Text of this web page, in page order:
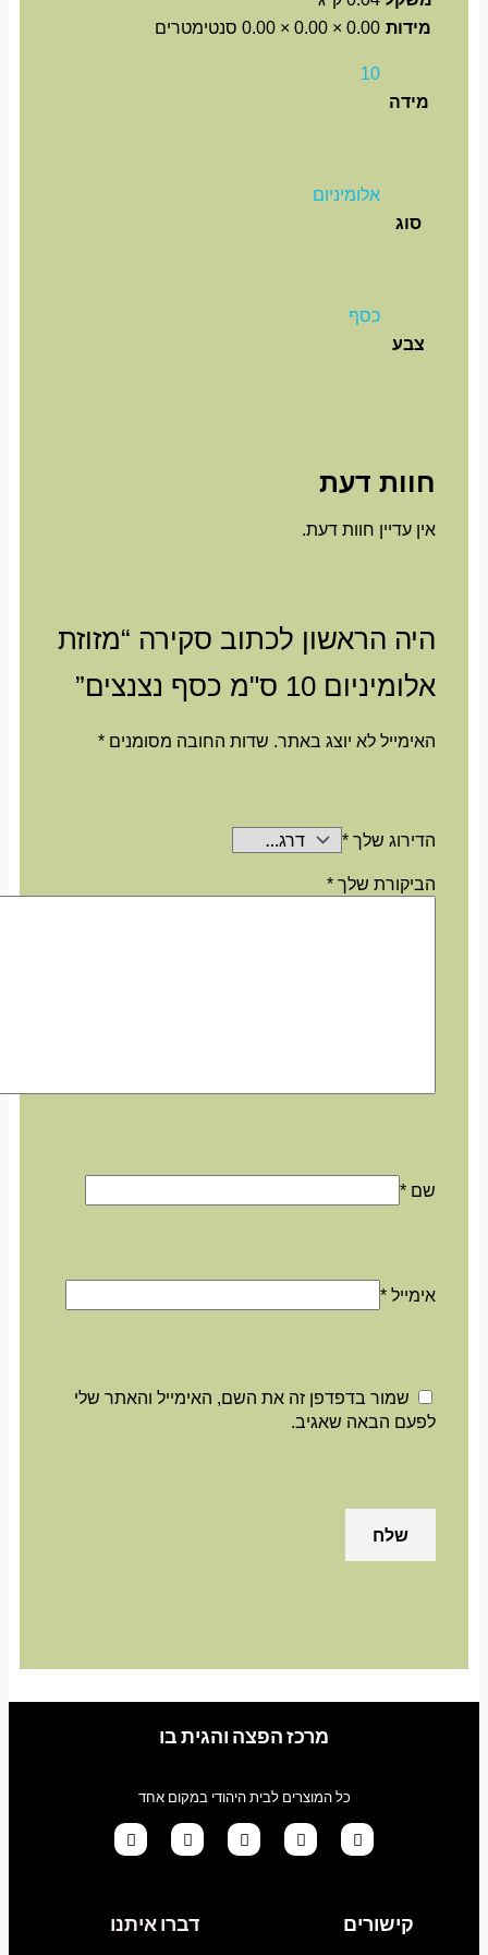
מידות 0.00 × 0.00 × 0.00 סנטימטרים
מידה
סוג
אלומיניום
צבע
כסף
חוות דעת
אין עדיין חוות דעת.
היה הראשון לכתוב סקירה “מזוזת
אלומיניום 10 ס"מ כסף נצנצים”
האימייל לא יוצג באתר. שדות החובה מסומנים*
הדירוג שלך*
הביקורת שלך*
שם*
אימייל*
שמור בדפדפן זה את השם, האימייל והאתר שלי
לפעם הבאה שאגיב.
מרכז הפצה והגית בו
כל המוצרים לבית היהודי במקום אחד
a
o
קישורים דברו איתנו